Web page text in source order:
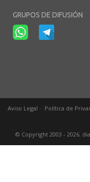
GRUPOS DE DIFUSIÓN
Aviso Legal Política de
© Copyright 2003 - 2026.